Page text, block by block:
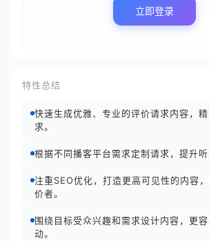
立即登录
特性总结
快速生成优雅、专业的评价请求内容，
求。
根据不同播客平台需求定制请求，提升听
注重SEO优化，打造更高可见性的内容
价者。
围绕目标受众兴趣和需求设计内容，更
动。